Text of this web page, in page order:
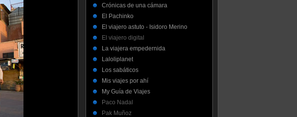
Crónicas de una cámara
El Pachinko
El viajero astuto - Isidoro Merino
El viajero digital
La viajera empedernida
Laloliplanet
Los sabáticos
Mis viajes por ahí
My Guía de Viajes
Paco Nadal
Pak Muñoz